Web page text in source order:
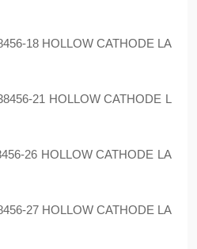
18 HOLLOW CATHODE LA
21 HOLLOW CATHODE L
26 HOLLOW CATHODE LA
27 HOLLOW CATHODE LA